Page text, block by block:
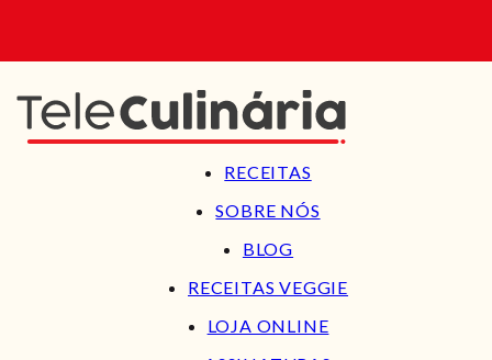
RECEITAS
SOBRE NÓS
BLOG
RECEITAS VEGGIE
LOJA ONLINE